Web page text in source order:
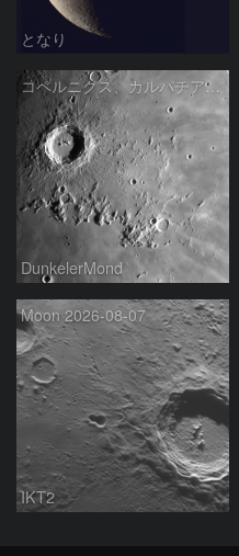
となり
コペルニクス、カルパチア山脈付近
DunkelerMond
Moon 2026-08-07
IKT2